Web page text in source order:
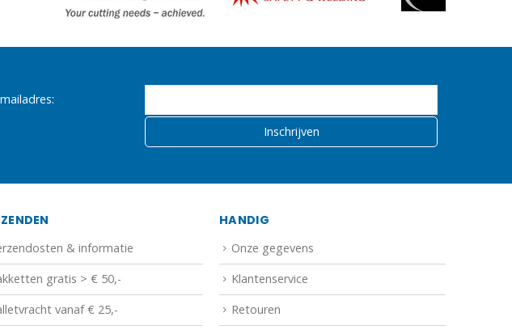
& informatie
gratis > € 50,-
vanaf € 25,-
HANDIG
Onze gegevens
Klantenservice
Retouren